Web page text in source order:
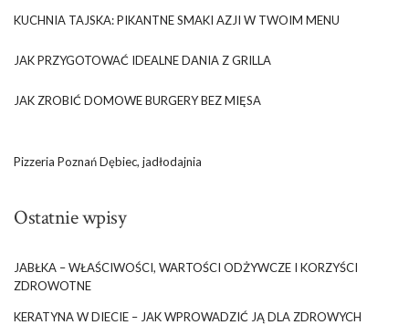
KUCHNIA TAJSKA: PIKANTNE SMAKI AZJI W TWOIM MENU
JAK PRZYGOTOWAĆ IDEALNE DANIA Z GRILLA
JAK ZROBIĆ DOMOWE BURGERY BEZ MIĘSA
Pizzeria Poznań Dębiec, jadłodajnia
Ostatnie wpisy
JABŁKA – WŁAŚCIWOŚCI, WARTOŚCI ODŻYWCZE I KORZYŚCI
ZDROWOTNE
KERATYNA W DIECIE – JAK WPROWADZIĆ JĄ DLA ZDROWYCH